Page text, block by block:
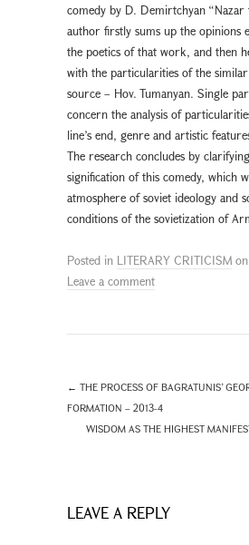
comedy by D. Demirtchyan “Nazar
author firstly sums up the opinions
the poetics of that work, and then
with the particularities of the
source – Hov. Tumanyan. Single
concern the analysis of
line’s end, genre and artistic
The research concludes by
signification of this comedy, which
atmosphere of soviet ideology and
conditions of the sovietization of
Posted in LITERARY CRITICISM on
Leave a comment
← THE PROCESS OF BAGRATUNIS’
FORMATION – 2013-4
WISDOM AS THE HIGHEST
LEAVE A REPLY